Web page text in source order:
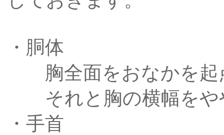
・胴体
胸全面をおなかを起
それと胸の横幅をや
・手首